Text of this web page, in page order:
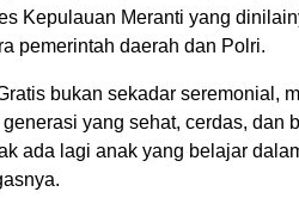
Kepulauan Meranti yang
pemerintah daerah dan Polri.
bukan sekadar seremonial,
yang sehat, cerdas, dan
ada lagi anak yang belajar